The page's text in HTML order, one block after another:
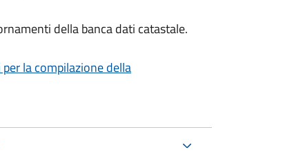
della banca dati catastale.
la compilazione della